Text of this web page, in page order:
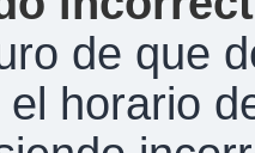
de que
horario